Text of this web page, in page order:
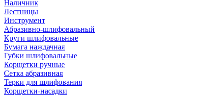
Наличник
Лестницы
Инструмент
Абразивно-шлифовальный
Круги шлифовальные
Бумага наждачная
Губки шлифовальные
Корщетки ручные
Сетка абразивная
Терки для шлифования
Корщетки-насадки